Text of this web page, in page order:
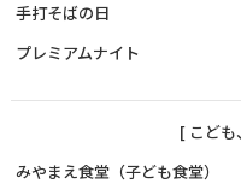
手打そばの日
プレミアムナイト
[ こど
みやまえ食堂（子ども食堂）